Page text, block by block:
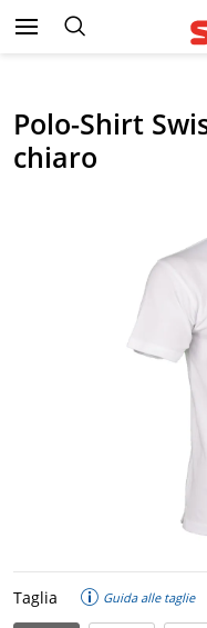
Polo-Shirt
chiaro
Taglia Guida alle taglie